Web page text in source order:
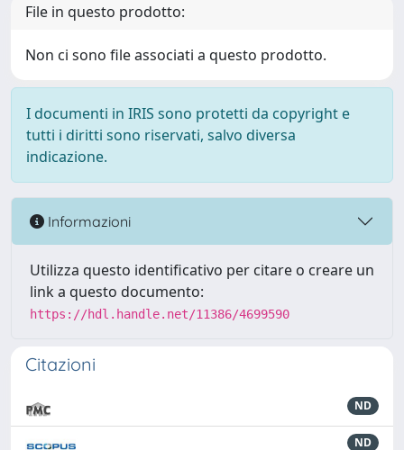
File in questo prodotto:
Non ci sono file associati a questo prodotto.
I documenti in IRIS sono protetti da copyright e
tutti i diritti sono riservati, salvo diversa
indicazione.
Informazioni
Utilizza questo identificativo per citare o creare un
link a questo documento:
https://hdl.handle.net/11386/4699590
Citazioni
ND
ND